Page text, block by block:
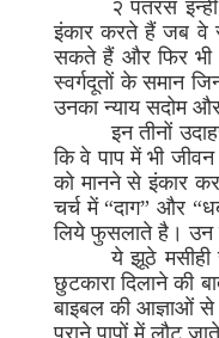
२ पतरस
इंकार करते हैं जब वे
सकते हैं और फिर भी
स्वर्गदूतों के समान
उनका न्याय सदोम
इन तीनों
कि वे पाप में भी
को मानने से इंकार
चर्च में “दाग” और
लिये फुसलाते है। उन
ये झूठे
छुटकारा दिलाने की
बाइबल की आज्ञाओं
पुराने पापों में लौट